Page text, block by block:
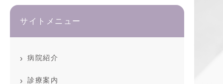
サイトメニュー
病院紹介
診療案内